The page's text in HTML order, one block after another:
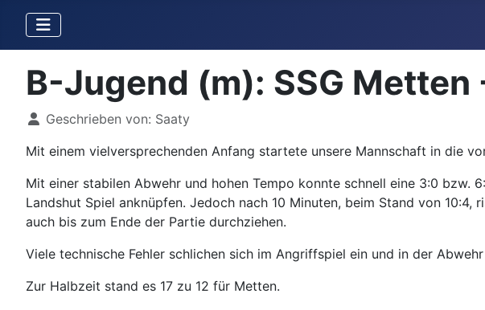
B-Jugend (m): SSG
DetailsGeschrieben von: Saaty
Mit einem vielversprechenden Anfang startete unsere Mannschaft in die
Mit einer stabilen Abwehr und hohen Tempo konnte schnell eine 3:0 bzw.
Landshut Spiel anknüpfen. Jedoch nach 10 Minuten, beim Stand von
auch bis zum Ende der Partie durchziehen.
Viele technische Fehler schlichen sich im Angriffspiel ein und in der
Zur Halbzeit stand es 17 zu 12 für Metten.